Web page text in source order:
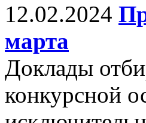
12.02.2024
марта
Доклады
конкурсной